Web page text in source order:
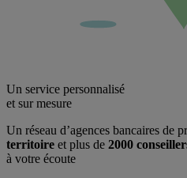
Un service personnalisé
et sur mesure
Un réseau d’agences bancaires de
territoire et plus de 2000
à votre écoute